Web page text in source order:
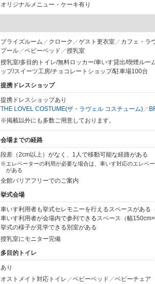
オリジナルメニュー・ケーキ有り
ブライズルーム クローク ゲスト更衣室 カフェ・ラ
プール
ベビーベッド
授乳室
授乳室/多目的トイレ/無料ロッカー/車いす貸出/喫煙ルー
ップ/スイーツ工房/チョコレートショップ/駐車場100台
提携ドレスショップ
提携ドレスショップあり
THE LOVEL COSTUME(ザ・ラヴェル コスチューム)
※掲載以外にも多数ご用意しております。
会場までの経路
段差（2cm以上）がなく、1人で移動可能な経路がある
エレベーターの利用が必要な場合は、車いす対応のエレベ
がある
全館バリアフリーでのご案内
挙式会場
車いす利用者も挙式セレモニーを行えるスペースがある
車いす利用者が会場内で参列できるスペース（幅
挙式の様子が見学できる別室がある
授乳室にモニター完備
多目的トイレ
あり
オストメイト対応トイレ
ベビーベッド
ベビーチェア